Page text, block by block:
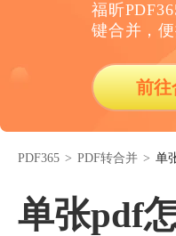
福昕
键合并，便
前往
PDF365 > PDF转合并 > 单
单张pdf